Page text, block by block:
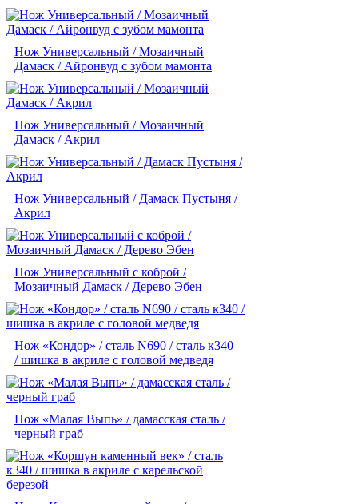
Нож Универсальный / Мозаичный
Дамаск / Айронвуд с зубом мамонта
Нож Универсальный / Мозаичный
Дамаск / Акрил
Нож Универсальный / Дамаск Пустыня /
Акрил
Нож Универсальный с коброй /
Мозаичный Дамаск / Дерево Эбен
Нож «Кондор» / сталь N690 / сталь к340
/ шишка в акриле с головой медведя
Нож «Малая Выпь» / дамасская сталь /
черный граб